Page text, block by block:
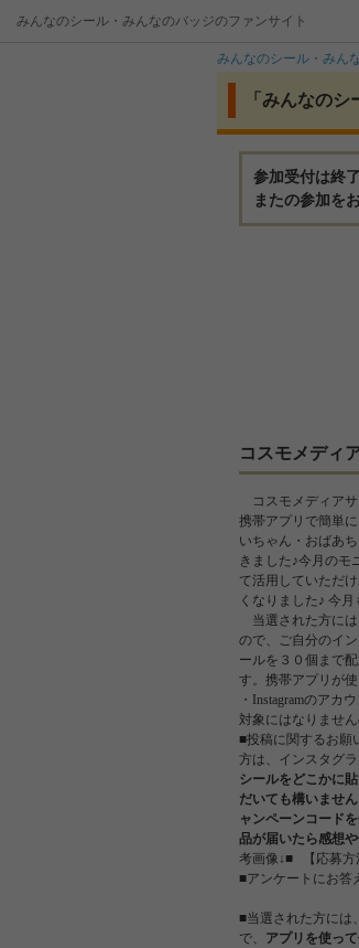
みんなのシール・みんなのバッジのファンサイト
みんなのシール・みん
「みんなの
参加受付は終
またの参加を
コスモメディ
コスモメディアサ
携帯アプリで簡単
いちゃん・おばあ
きました♪今月のモ
て活用していただ
くなりました♪ 今
当選された方には
ので、ご自分のイ
ールを３０個まで
す。携帯アプリが
・Instagramのアカ
対象にはなりませ
■投稿に関するお願
方は、インスタグ
シールをどこかに
だいても構いません
ャンペーンコード
品が届いたら感想
考画像↓■ 【応募方
■アンケートにお答
■当選された方には
で、 アプリを使っ